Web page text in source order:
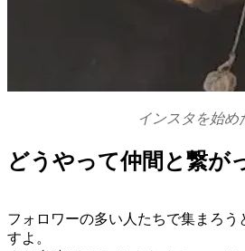
インスタを始め
どうやって仲間と繋が
フォロワーの多い人たちで集まろ
すよ。